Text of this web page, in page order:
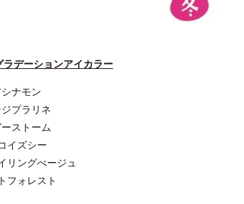
ラデーションアイカラー
ナモン
プラリネ
ストーム
イズシー
リングべージュ
フォレスト